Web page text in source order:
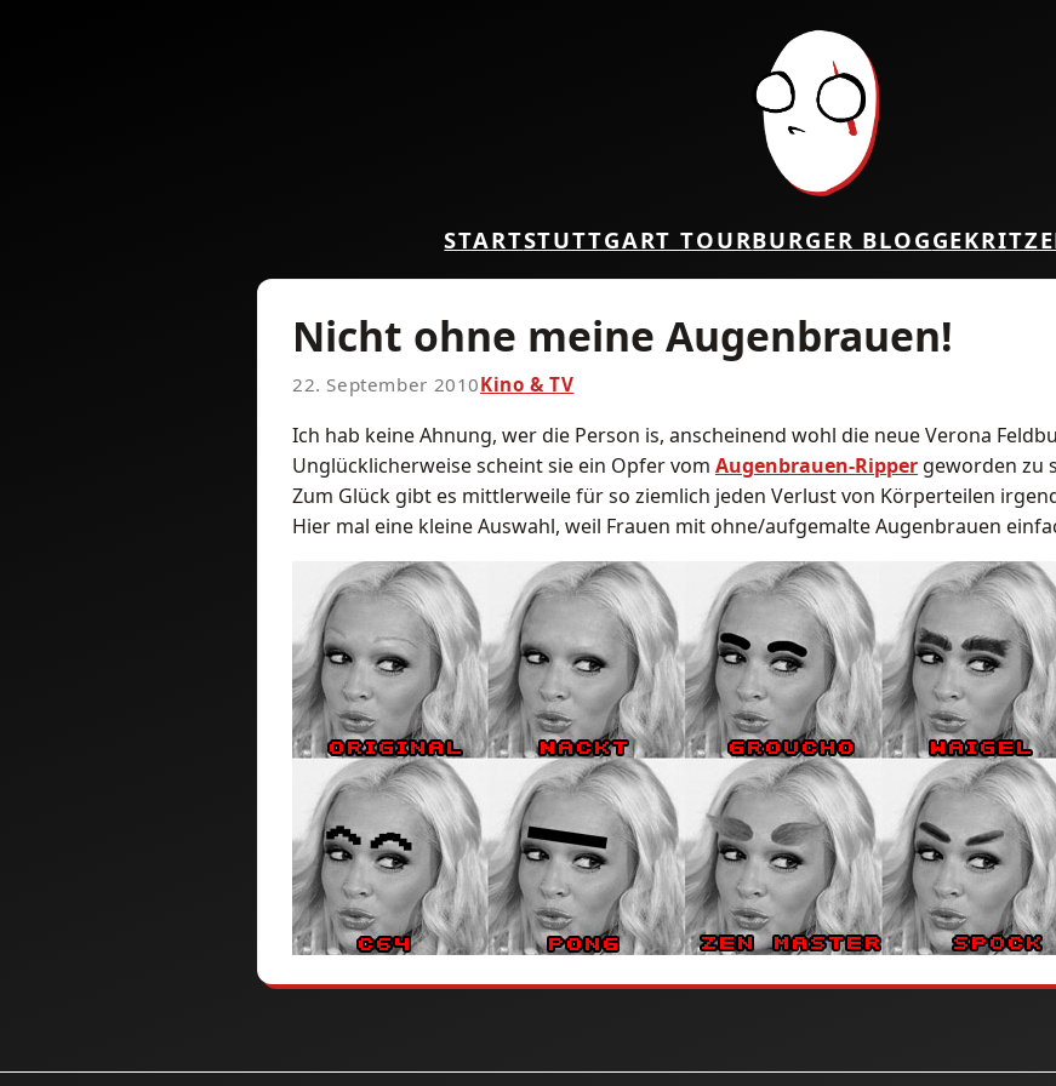
STARTSTUTTGART TOURBURGER BLOG
Nicht ohne meine Augenbrauen!
22. September 2010Kino & TV
Ich hab keine Ahnung, wer die Person is, anscheinend wohl die neue Verona
Unglücklicherweise scheint sie ein Opfer vom Augenbrauen-Ripper geworden zu
Zum Glück gibt es mittlerweile für so ziemlich jeden Verlust von Körperteilen
Hier mal eine kleine Auswahl, weil Frauen mit ohne/aufgemalte Augenbrauen